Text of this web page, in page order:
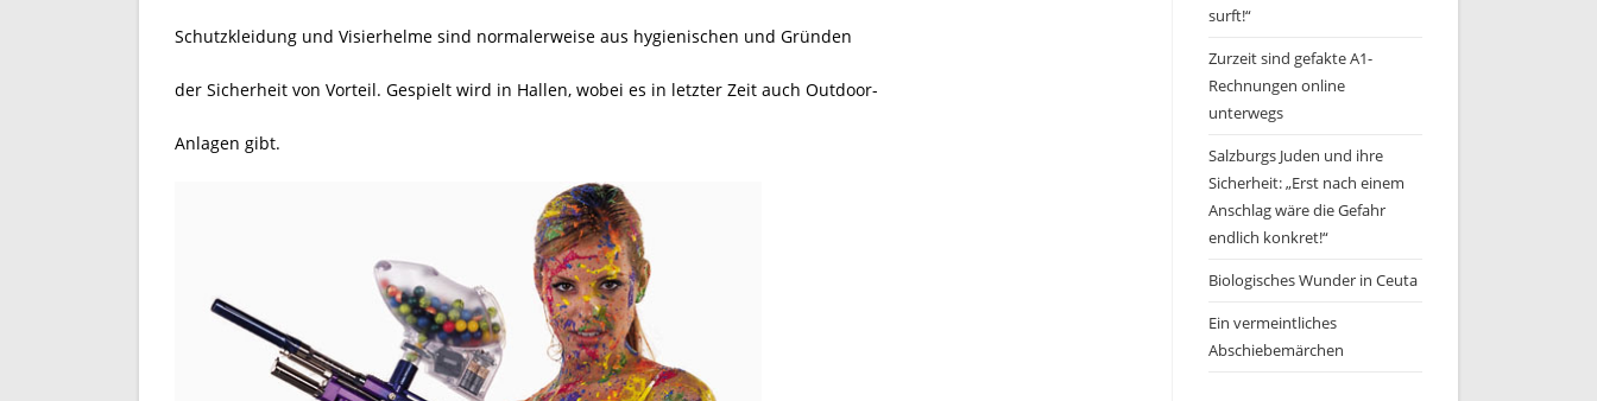
Schutzkleidung und Visierhelme sind normalerweise aus hygienischen und Gründen
der Sicherheit von Vorteil. Gespielt wird in Hallen, wobei es in letzter Zeit auch Outdoor-
Anlagen gibt.
surft!“
Zurzeit sind gefakte A1-
Rechnungen online
unterwegs
Salzburgs Juden und ihre
Sicherheit: „Erst nach einem
Anschlag wäre die Gefahr
endlich konkret!“
Biologisches Wunder in Ceuta
Ein vermeintliches
Abschiebemärchen